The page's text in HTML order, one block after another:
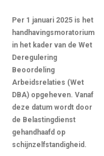
Per 1 januari 2025 is het
handhavingsmoratorium
in het kader van de Wet
Deregulering
Beoordeling
Arbeidsrelaties (Wet
DBA) opgeheven. Vanaf
deze datum wordt door
de Belastingdienst
gehandhaafd op
schijnzelfstandigheid.